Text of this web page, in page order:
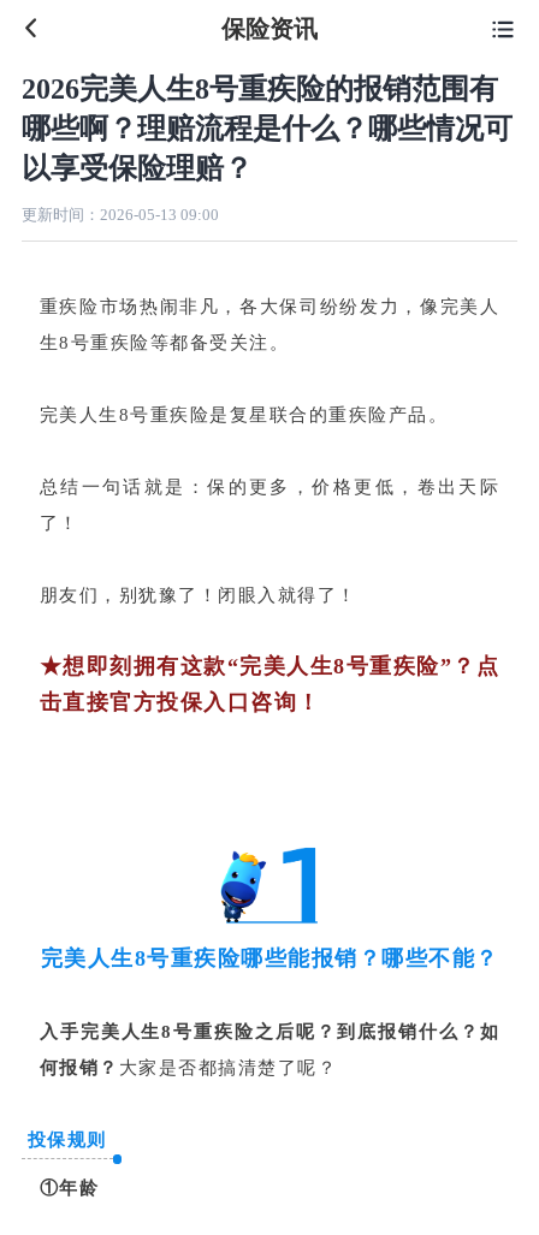
 保险资讯
2026完美人生8号重疾险的报销范围有
哪些啊？理赔流程是什么？哪些情况可
以享受保险理赔？
更新时间： 2026-05-13 09:00
重疾险市场热闹非凡，各大保司纷纷发力，像完美人
生8号重疾险等都备受关注。
完美人生8号重疾险是复星联合的重疾险产品。
总结一句话就是：保的更多，价格更低，卷出天际
了！
朋友们，别犹豫了！闭眼入就得了！
★想 即刻拥有这款“完美人生8号重疾险”？点
击直接官方投保入口咨询！
完美人生8号重疾险哪些能报销？哪些不能？
入手完美人生8号重疾险之后呢？到底报销什么？如
何报销？ 大家是否都搞清楚了呢？
投保规则
①年龄